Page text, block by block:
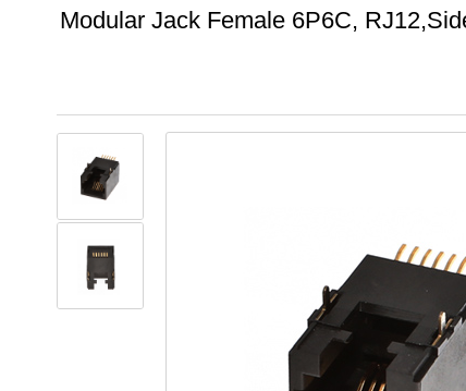
Modular Jack Female 6P6C,